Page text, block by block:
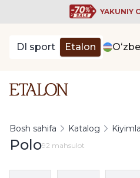
YAKUNIY
DI sport Etalon
Bosh sahifa Katalog
Polo92 mahsulot